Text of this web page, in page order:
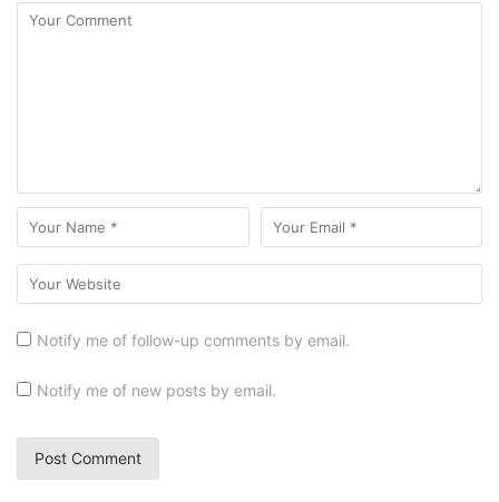
Notify me of follow-up comments by email.
Notify me of new posts by email.